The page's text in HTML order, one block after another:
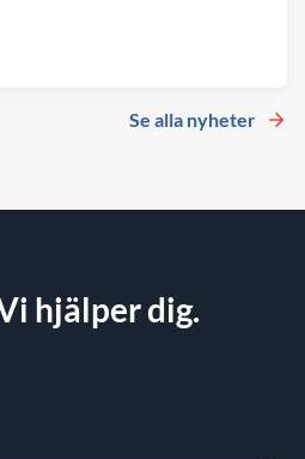
Se alla nyheter
hjälper dig.